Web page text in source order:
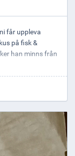
får uppleva
på fisk &
han minns från